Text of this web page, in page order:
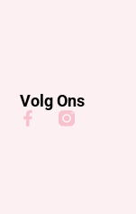
Volg Ons